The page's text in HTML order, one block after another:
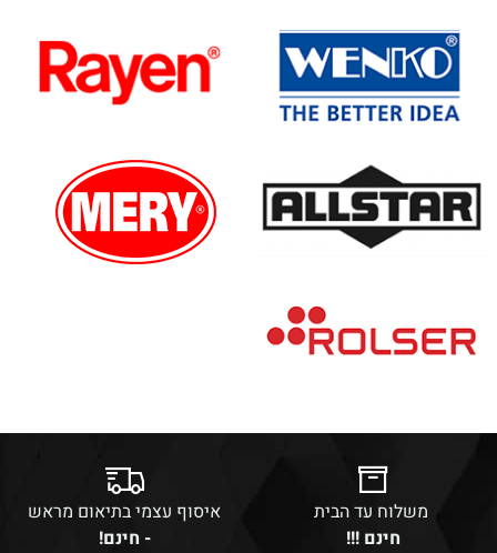
משלוח עד הבית
חינם !!!
איסוף עצמי בתיאום מראש
- חינם!